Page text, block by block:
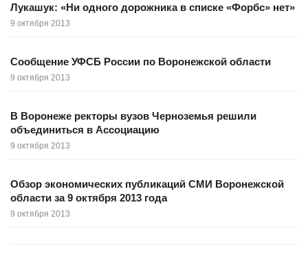
Лукашук: «Ни одного дорожника в списке «Форбс» нет»
9 октября 2013
Сообщение УФСБ России по Воронежской области
9 октября 2013
В Воронеже ректоры вузов Черноземья решили
объединиться в Ассоциацию
9 октября 2013
Обзор экономических публикаций СМИ Воронежской
области за 9 октября 2013 года
9 октября 2013